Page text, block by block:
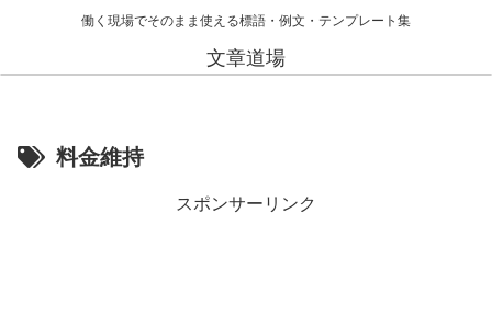
働く現場でそのまま使える標語・例文・テンプレート集
文章道場
料金維持
スポンサーリンク